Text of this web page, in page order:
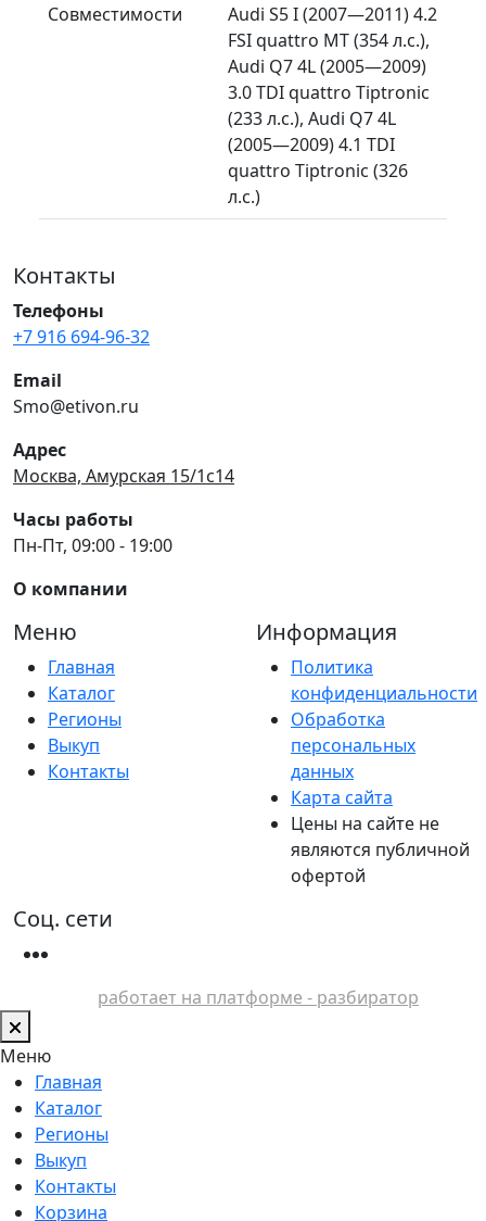
Совместимости
Audi S5 I (2007—2011) 4.2
FSI quattro MT (354 л.с.),
Audi Q7 4L (2005—2009)
3.0 TDI quattro Tiptronic
(233 л.с.), Audi Q7 4L
(2005—2009) 4.1 TDI
quattro Tiptronic (326
л.с.)
Контакты
Телефоны
+7 916 694-96-32
Email
Smo@etivon.ru
Адрес
Москва, Амурская 15/1с14
Часы работы
Пн-Пт, 09:00 - 19:00
О компании
Меню
Главная
Каталог
Регионы
Выкуп
Контакты
Информация
Политика
конфиденциальности
Обработка
персональных
данных
Карта сайта
Цены на сайте не
являются публичной
офертой
Соц. сети
работает на платформе - разбиратор
Меню
Главная
Каталог
Регионы
Выкуп
Контакты
Корзина